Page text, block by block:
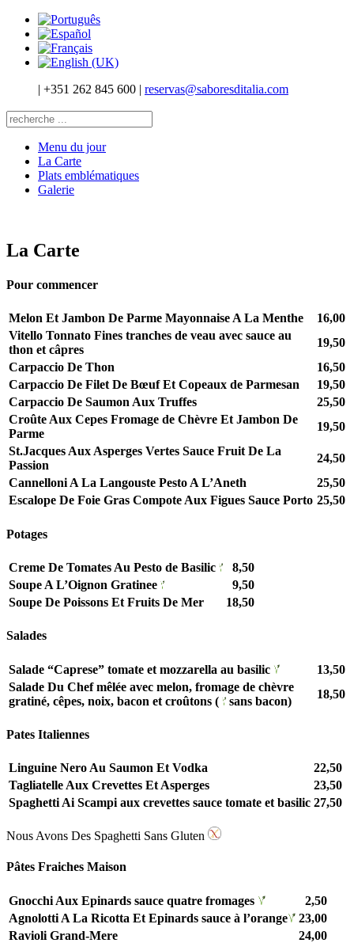
| +351 262 845 600 | reservas@saboresditalia.com
Menu du jour
La Carte
Plats emblématiques
Galerie
La Carte
Pour commencer
Melon Et Jambon De Parme Mayonnaise A La Menthe
16,00
Vitello Tonnato Fines tranches de veau avec sauce au
thon et câpres
19,50
Carpaccio De Thon
16,50
Carpaccio De Filet De Bœuf Et Copeaux de Parmesan
19,50
Carpaccio De Saumon Aux Truffes
25,50
Croûte Aux Cepes Fromage de Chèvre Et Jambon De
Parme
19,50
St.Jacques Aux Asperges Vertes Sauce Fruit De La
Passion
24,50
Cannelloni A La Langouste Pesto A L’Aneth
25,50
Escalope De Foie Gras Compote Aux Figues Sauce Porto 25,50
Potages
Creme De Tomates Au Pesto de Basilic
8,50
Soupe A L’Oignon Gratinee
9,50
Soupe De Poissons Et Fruits De Mer
18,50
Salades
Salade “Caprese” tomate et mozzarella au basilic
13,50
Salade Du Chef mêlée avec melon, fromage de chèvre
gratiné, cêpes, noix, bacon et croûtons (
sans bacon)
18,50
Pates Italiennes
Linguine Nero Au Saumon Et Vodka
22,50
Tagliatelle Aux Crevettes Et Asperges
23,50
Spaghetti Ai Scampi aux crevettes sauce tomate et basilic 27,50
Nous Avons Des Spaghetti Sans Gluten
Pâtes Fraiches Maison
Gnocchi Aux Epinards sauce quatre fromages
2,50
Agnolotti A La Ricotta Et Epinards sauce à l’orange
23,00
Ravioli Grand-Mere
24,00